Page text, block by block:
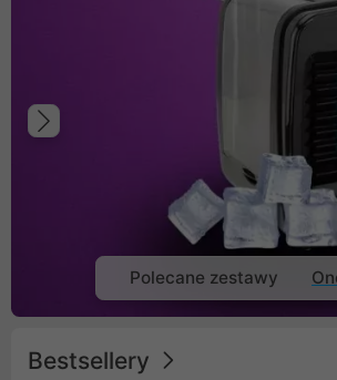
Poprzedni
Polecane zestawy
Bestsellery